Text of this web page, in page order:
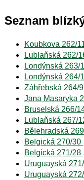
Seznam
Koubkova 262/
Lublaňská 262/
Londýnská 263/
Londýnská 264/
Záhřebská 264/
Jana Masaryka
Bruselská 266/
Lublaňská 267/
Bělehradská
Belgická 270/30
Belgická 271/28
Uruguayská
Uruguayská